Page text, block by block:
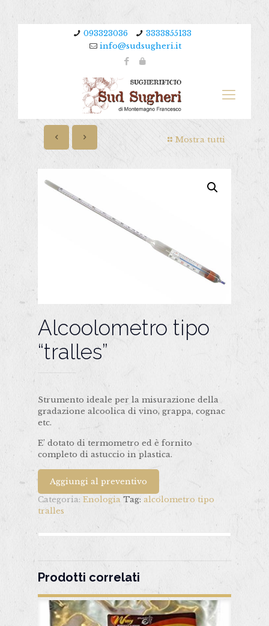
093323036
3333855133
info@sudsugheri.it
Mostra tutti
Alcoolometro tipo
“tralles”
Strumento ideale per la misurazione della
gradazione alcoolica di vino, grappa, cognac
etc.
E’ dotato di termometro ed è fornito
completo di astuccio in plastica.
Aggiungi al preventivo
Categoria: Enologia Tag: alcolometro tipo
tralles
Prodotti correlati